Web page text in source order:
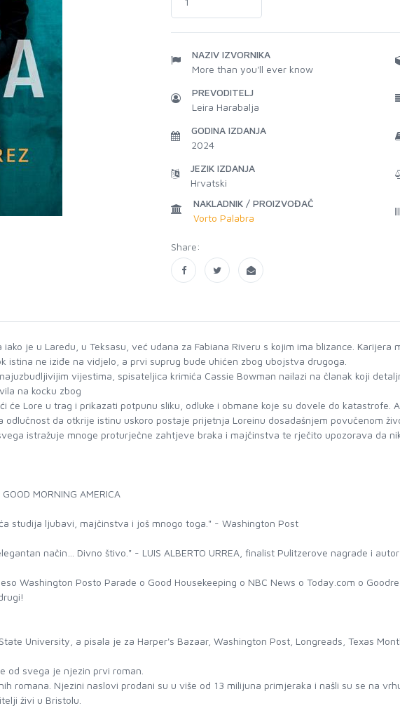
NAZIV IZVORNIKA
More than you'll ever know
PREVODITELJ
Leira Harabalja
GODINA IZDANJA
2024
JEZIK IZDANJA
Hrvatski
NAKLADNIK / PROIZVOĐAČ
Vorto Palabra
Share:
je u Laredu, u Teksasu, već udana za Fabiana Riveru s kojim ima blizance.
ne iziđe na vidjelo, a prvi suprug bude uhićen zbog ubojstva drugoga.
vijestima, spisateljica krimića Cassie Bowman nailazi na članak koji
na kocku zbog
Lore u trag i prikazati potpunu sliku, odluke i obmane koje su dovele do katastrofe.
da otkrije istinu uskoro postaje prijetnja Loreinu dosadašnjem povučenom
istražuje mnoge proturječne zahtjeve braka i majčinstva te rječito upozorava da
MORNING AMERICA
studija ljubavi, majčinstva i još mnogo toga." - Washington Post
način… Divno štivo." - LUIS ALBERTO URREA, finalist Pulitzerove nagrade i
Washington Posto Parade o Good Housekeeping o NBC News o Today.com o
University, a pisala je za Harper's Bazaar, Washington Post, Longreads, Texas
od svega je njezin prvi roman.
romana. Njezini naslovi prodani su u više od 13 milijuna primjeraka i našli su se na